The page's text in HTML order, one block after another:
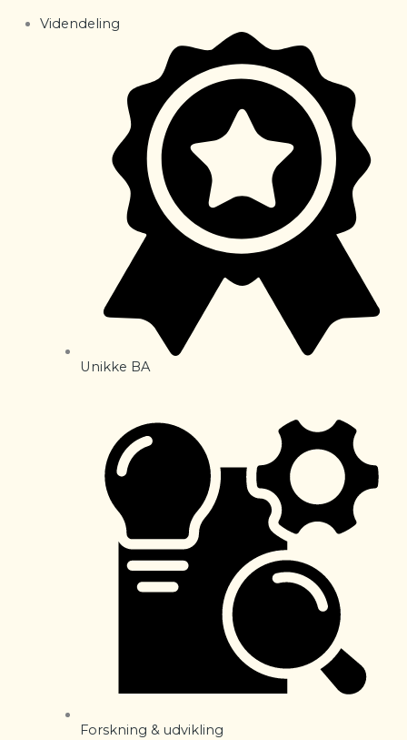
Videndeling
Unikke BA
Forskning & udvikling